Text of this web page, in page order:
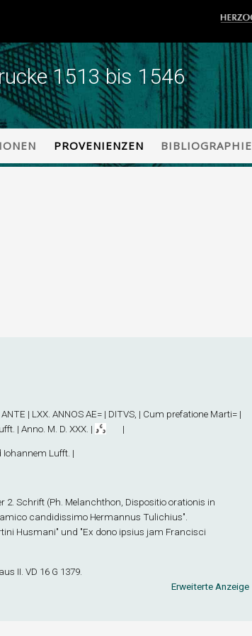
1513 bis 1546
PROVENIENZEN BIBLIOGRAPHIE
| LXX. ANNOS AE= | DITVS, | Cum prefatione Marti= |
| Anno. M. D. XXX. |
|
Lufft. |
2. Schrift (Ph. Melanchthon, Dispositio orationis in
candidissimo Hermannus Tulichius".
Husmani" und "Ex dono ipsius jam Francisci
II. VD 16 G 1379.
Erweiterte Anzeige